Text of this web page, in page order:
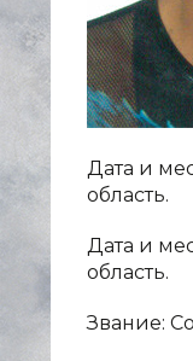
Дата и
область.
Дата и
область.
Звание: